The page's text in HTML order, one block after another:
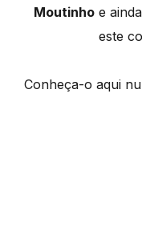
Moutinho e
este
Conheça-o aqui